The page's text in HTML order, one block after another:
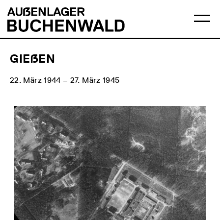
zum
Inhalt
Auẞenlager
Buchenwald
GIEẞEN
22. März 1944 – 27. März 1945